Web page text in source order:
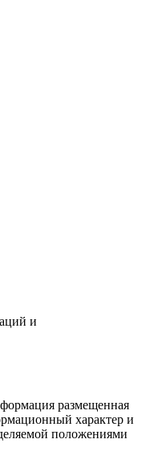
и
размещенная
характер и
положениями